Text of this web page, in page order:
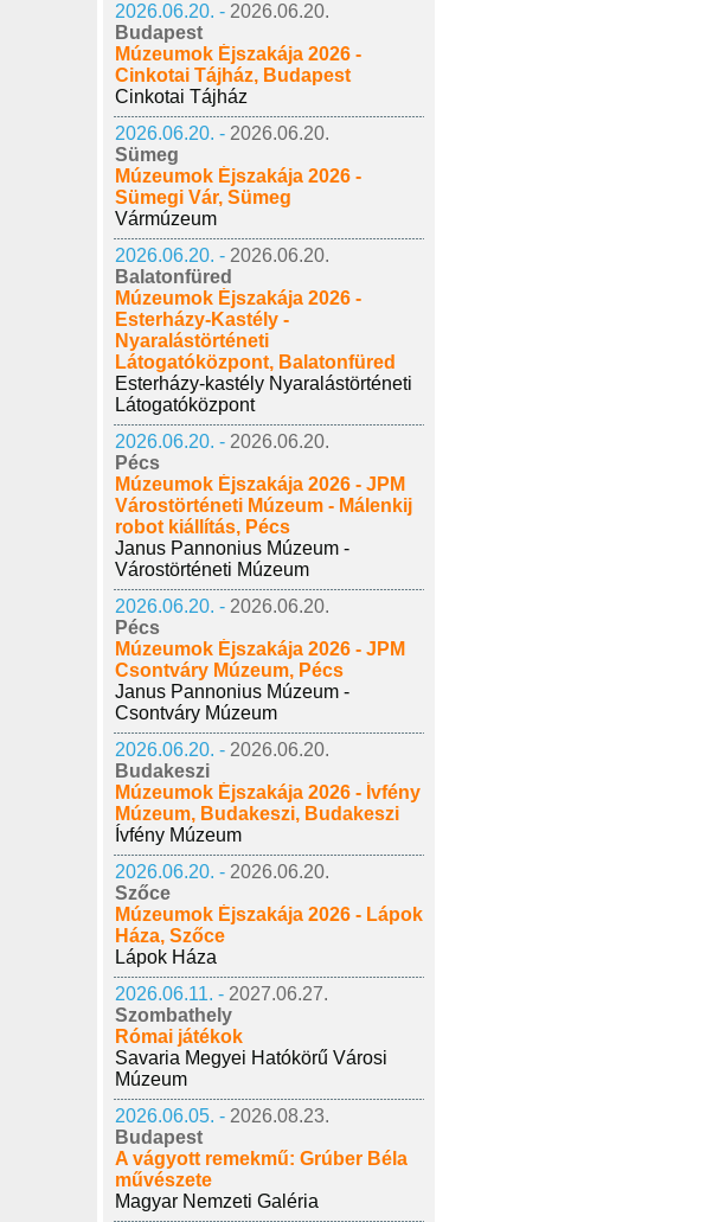
2026.06.20. - 2026.06.20.
Budapest
Múzeumok Éjszakája 2026 -
Cinkotai Tájház, Budapest
Cinkotai Tájház
2026.06.20. - 2026.06.20.
Sümeg
Múzeumok Éjszakája 2026 -
Sümegi Vár, Sümeg
Vármúzeum
2026.06.20. - 2026.06.20.
Balatonfüred
Múzeumok Éjszakája 2026 -
Esterházy-Kastély -
Nyaralástörténeti
Látogatóközpont, Balatonfüred
Esterházy-kastély Nyaralástörténeti
Látogatóközpont
2026.06.20. - 2026.06.20.
Pécs
Múzeumok Éjszakája 2026 - JPM
Várostörténeti Múzeum - Málenkij
robot kiállítás, Pécs
Janus Pannonius Múzeum -
Várostörténeti Múzeum
2026.06.20. - 2026.06.20.
Pécs
Múzeumok Éjszakája 2026 - JPM
Csontváry Múzeum, Pécs
Janus Pannonius Múzeum -
Csontváry Múzeum
2026.06.20. - 2026.06.20.
Budakeszi
Múzeumok Éjszakája 2026 - Ívfény
Múzeum, Budakeszi, Budakeszi
Ívfény Múzeum
2026.06.20. - 2026.06.20.
Szőce
Múzeumok Éjszakája 2026 - Lápok
Háza, Szőce
Lápok Háza
2026.06.11. - 2027.06.27.
Szombathely
Római játékok
Savaria Megyei Hatókörű Városi
Múzeum
2026.06.05. - 2026.08.23.
Budapest
A vágyott remekmű: Grúber Béla
művészete
Magyar Nemzeti Galéria